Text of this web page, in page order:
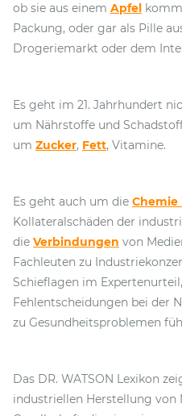
ob sie aus einem Apfel
Packung, oder gar als Pille
Drogeriemarkt oder dem
Es geht im 21. Jahrhundert
um Nährstoffe und
um Zucker, Fett, Vitamine.
Es geht auch um die Chemie
Kollateralschäden der
die Verbindungen von
Fachleuten zu
Schieflagen im
Fehlentscheidungen bei der
zu Gesundheitsproblemen
Das DR. WATSON Lexikon
industriellen Herstellung von